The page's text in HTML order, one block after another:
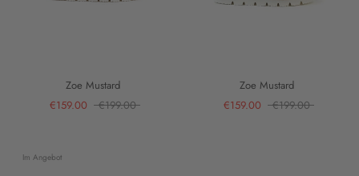
Zoe Mustard
€159.00
€199.00
Zoe Mustard
€159.00
€199.00
Im Angebot